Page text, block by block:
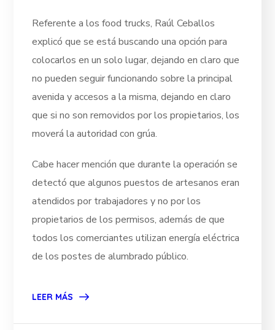
Referente a los food trucks, Raúl Ceballos
explicó que se está buscando una opción para
colocarlos en un solo lugar, dejando en claro que
no pueden seguir funcionando sobre la principal
avenida y accesos a la misma, dejando en claro
que si no son removidos por los propietarios, los
moverá la autoridad con grúa.
Cabe hacer mención que durante la operación se
detectó que algunos puestos de artesanos eran
atendidos por trabajadores y no por los
propietarios de los permisos, además de que
todos los comerciantes utilizan energía eléctrica
de los postes de alumbrado público.
LEER MÁS